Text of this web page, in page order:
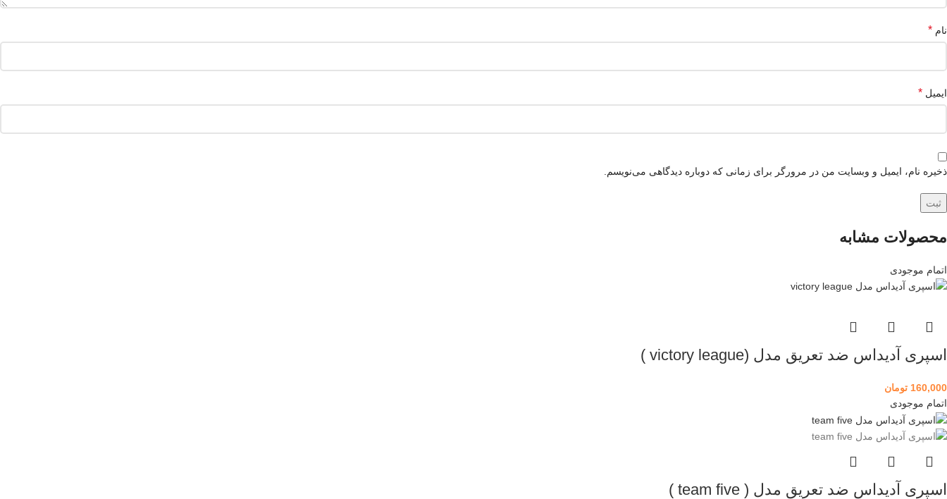
نام *
ایمیل *
ذخیره نام، ایمیل و وبسایت من در مرورگر برای زمانی که دوباره دیدگاهی می‌نویسم.
محصولات مشابه
اتمام موجودی
اسپری آدیداس ضد تعریق مدل (victory league )
160,000 تومان
اتمام موجودی
اسپری آدیداس ضد تعریق مدل ( team five )